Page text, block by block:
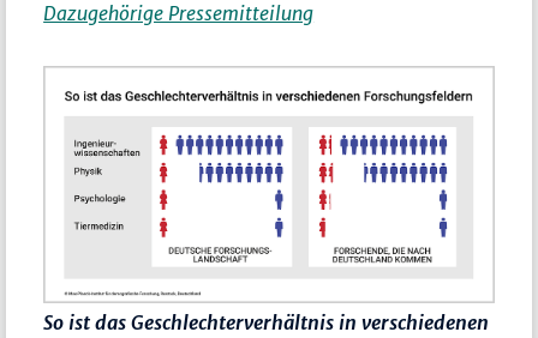
Dazugehörige Pressemitteilung
So ist das Geschlechterverhältnis in verschiedenen